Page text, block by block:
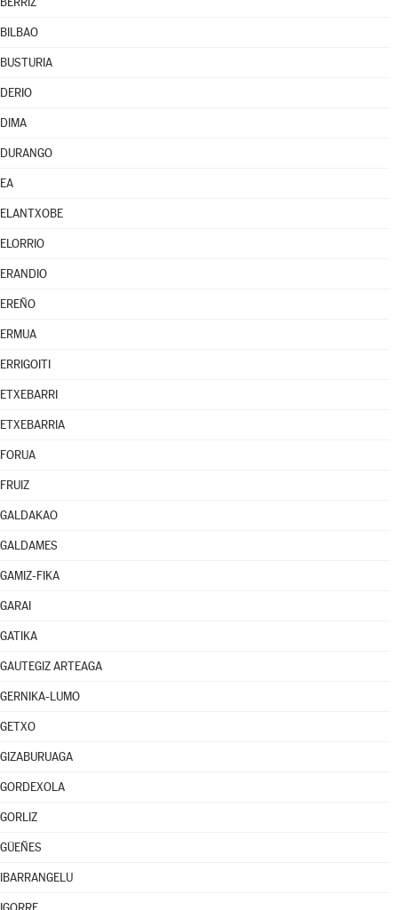
BILBAO
BUSTURIA
DERIO
DIMA
DURANGO
EA
ELANTXOBE
ELORRIO
ERANDIO
EREÑO
ERMUA
ERRIGOITI
ETXEBARRI
ETXEBARRIA
FORUA
FRUIZ
GALDAKAO
GALDAMES
GAMIZ-FIKA
GARAI
GATIKA
GAUTEGIZ ARTEAGA
GERNIKA-LUMO
GETXO
GIZABURUAGA
GORDEXOLA
GORLIZ
GÜEÑES
IBARRANGELU